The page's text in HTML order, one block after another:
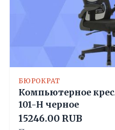
БЮРОКРАТ
Компьютерное
101-H черное
15246.00 RUB